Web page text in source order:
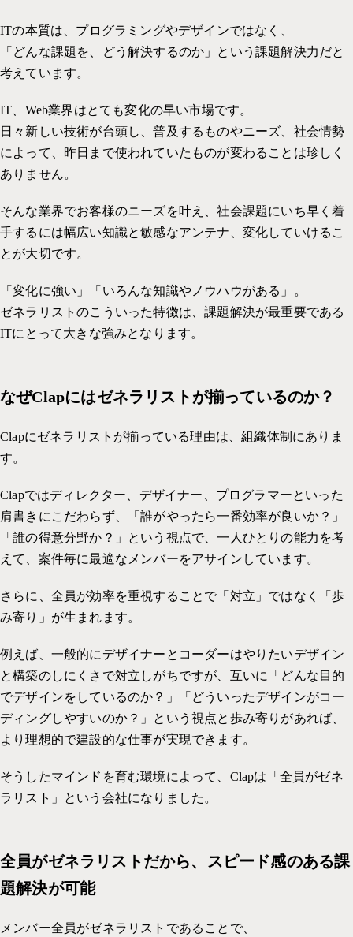
ITの本質は、プログラミングやデザインではなく、
「どんな課題を、どう解決するのか」という課題解決力だと
考えています。
IT、Web業界はとても変化の早い市場です。
日々新しい技術が台頭し、普及するものやニーズ、社会情勢
によって、昨日まで使われていたものが変わることは珍しく
ありません。
そんな業界でお客様のニーズを叶え、社会課題にいち早く着
手するには幅広い知識と敏感なアンテナ、変化していけるこ
とが大切です。
「変化に強い」「いろんな知識やノウハウがある」。
ゼネラリストのこういった特徴は、課題解決が最重要である
ITにとって大きな強みとなります。
なぜClapにはゼネラリストが揃っているのか？
Clapにゼネラリストが揃っている理由は、組織体制にありま
す。
Clapではディレクター、デザイナー、プログラマーといった
肩書きにこだわらず、「誰がやったら一番効率が良いか？」
「誰の得意分野か？」という視点で、一人ひとりの能力を考
えて、案件毎に最適なメンバーをアサインしています。
さらに、全員が効率を重視することで「対立」ではなく「歩
み寄り」が生まれます。
例えば、一般的にデザイナーとコーダーはやりたいデザイン
と構築のしにくさで対立しがちですが、互いに「どんな目的
でデザインをしているのか？」「どういったデザインがコー
ディングしやすいのか？」という視点と歩み寄りがあれば、
より理想的で建設的な仕事が実現できます。
そうしたマインドを育む環境によって、Clapは「全員がゼネ
ラリスト」という会社になりました。
全員がゼネラリストだから、スピード感のある課
題解決が可能
メンバー全員がゼネラリストであることで、